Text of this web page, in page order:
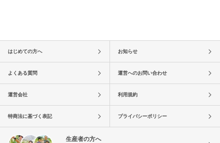
はじめての方へ お知らせ
よくある質問 運営へのお問い合わせ
運営会社 利用規約
特商法に基づく表記 プライバシーポリシー
生産者の方へ